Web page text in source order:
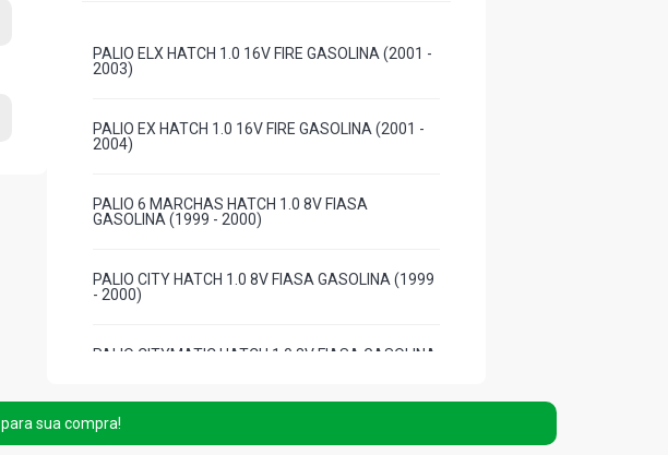
PALIO ELX HATCH 1.0 16V FIRE GASOLINA (2001 -
2003)
PALIO EX HATCH 1.0 16V FIRE GASOLINA (2001 -
2004)
PALIO 6 MARCHAS HATCH 1.0 8V FIASA
GASOLINA (1999 - 2000)
PALIO CITY HATCH 1.0 8V FIASA GASOLINA (1999
- 2000)
PALIO CITYMATIC HATCH 1.0 8V FIASA GASOLINA
PALIO ED HATCH 1.0 8V FIASA GASOLINA (1996 -
1999)
para sua compra!